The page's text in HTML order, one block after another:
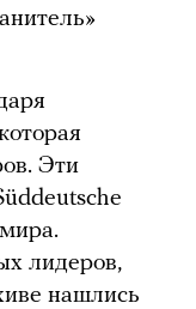
Эти
лидеров,
нашлись